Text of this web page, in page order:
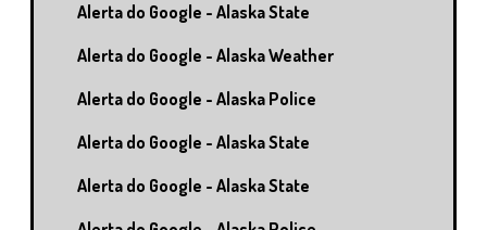
Alerta do Google - Alaska State
Alerta do Google - Alaska Weather
Alerta do Google - Alaska Police
Alerta do Google - Alaska State
Alerta do Google - Alaska State